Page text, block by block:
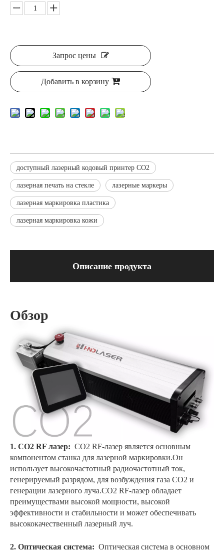
Запрос цены
Добавить в корзину
доступный лазерный кодовый принтер CO2
лазерная печать на стекле лазерные маркеры
лазерная маркировка пластика
лазерная маркировка кожи
Описание продукта
Обзор
1. CO2 RF лазер: CO2 RF-лазер является основным
компонентом станка для лазерной маркировки.Он
использует высокочастотный радиочастотный ток,
генерируемый разрядом, для возбуждения газа CO2 и
генерации лазерного луча.CO2 RF-лазер обладает
преимуществами высокой мощности, высокой
эффективности и стабильности и может обеспечивать
высококачественный лазерный луч.
2. Оптическая система: Оптическая система в основном